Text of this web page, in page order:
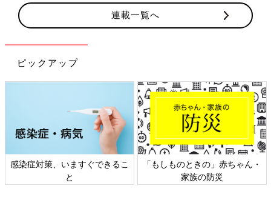
まずは、狙っている学校のHPを頻繁にチェック！
さらに、たくさんの学校がFacebookなどネット上で発信を続け
ています。特に生徒発信のものは、学校の様子がリアルに伝わっ
てくるのでお勧めです。LINEで友達になって、情報を伝えてく
れる学校もありますので、受験の可能性がある学校を中心にまず
はネットサーフィンですよ！
学校が塾に出張してきて、ミニ説明会をなさるケースもたくさん
ありますし、今のところ、各合同説明会は対面式で実施予定なの
で、情報収集してみてくださいね。
さらに、ママのアドバイスにありましたが、意外と個別対応可で
連載一覧へ
ピックアップ
感染症対策、いますぐできるこ
と
「もしものときの」赤ちゃん・
家族の防災